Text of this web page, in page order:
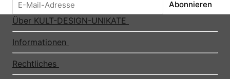
Abonnieren
Über KULT-DESIGN-UNIKATE
Informationen
Rechtliches